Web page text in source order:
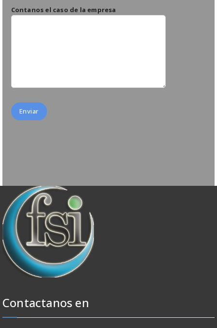
Contanos el caso de la empresa
Contactanos en